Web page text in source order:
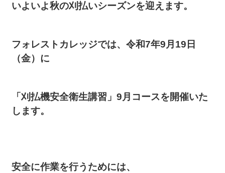
いよいよ秋の刈払いシーズンを迎えます。
フォレストカレッジでは、令和7年9月19日
（金）に
「刈払機安全衛生講習」9月コースを開催いた
します。
安全に作業を行うためには、